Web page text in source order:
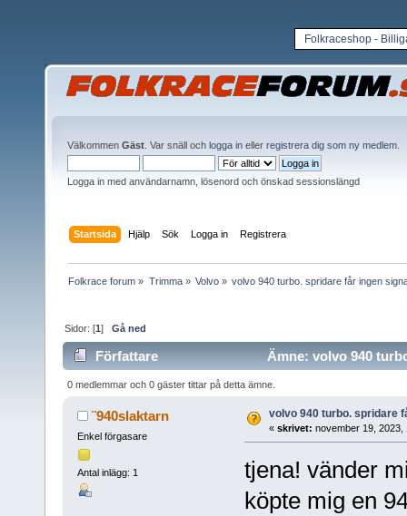
Folkraceshop -
Välkommen Gäst . Var snäll och logga in eller registrera dig som ny medlem
Logga in med användarnamn, lösenord och önskad sessionslängd
Startsida Hjälp Sök Logga in Registrera
Folkrace forum » Trimma» Volvo» volvo 940 turbo. spridare får ingen
Sidor: [1]Gå ned
Författare Ämne: volvo 940
0 medlemmar och 0 gäster tittar på detta ämne.
¨940slaktarn
Enkel förgasare
Antal inlägg: 1
volvo 940 turbo. spridare
« skrivet: november 19, 2023,
tjena! vänder
köpte mig en